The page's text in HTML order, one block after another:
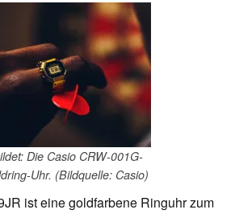
Die Casio CRW-001G-
Uhr. (Bildquelle: Casio)
ist eine goldfarbene Ringuhr zum